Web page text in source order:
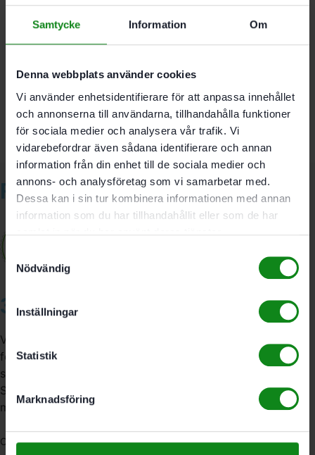
Samtycke Information Om
Denna webbplats använder cookies
Vi använder enhetsidentifierare för att anpassa innehållet
och annonserna till användarna, tillhandahålla funktioner
för sociala medier och analysera vår trafik. Vi
vidarebefordrar även sådana identifierare och annan
information från din enhet till de sociala medier och
annons- och analysföretag som vi samarbetar med.
Dessa kan i sin tur kombinera informationen med annan
information som du har tillhandahållit eller som de har
Nödvändig
Inställningar
Statistik
Marknadsföring
För flexibla till tryckfasta dämpningsmaterial
Det finns inga recensioner än.
Bli först med att recensera ”Festool Svärdsågskedja SC
Du måste varainloggadför att skriva en recension.
Relaterade produkter
3A Byggdelen
Vi är återförsäljare av elverktyg, tillbehör, infästning och
förbrukningsmaterial. Vi har en fysisk butik och
serviceverkstad i Stockholm samt en e-handel för hela
Sverige. Av oss får du professionell service av
medarbetare med gedigen erfarenhet.
Org. nr:556341-4290